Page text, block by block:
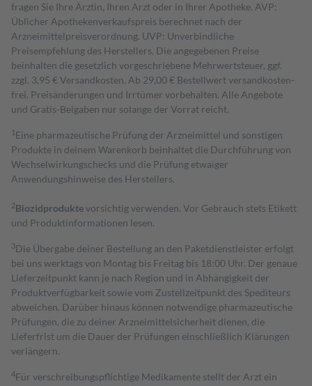
fragen Sie Ihre Ärztin, Ihren Arzt oder in Ihrer Apotheke. AVP:
Üblicher Apothekenverkaufspreis berechnet nach der
Arzneimittelpreisverordnung. UVP: Unverbindliche
Preisempfehlung des Herstellers. Die angegebenen Preise
beinhalten die gesetzlich vorgeschriebene Mehrwertsteuer, ggf.
zzgl. 3,95 € Versandkosten. Ab 29,00 € Bestell­wert versand­kosten­
frei. Preisänderungen und Irrtümer vorbehalten. Alle Angebote
und Gratis-Beigaben nur solange der Vorrat reicht.
1 Eine pharmazeutische Prüfung der Arzneimittel und sonstigen
Produkte in deinem Warenkorb beinhaltet die Durchführung von
Wechselwirkungschecks und die Prüfung etwaiger
Anwendungshinweise des Herstellers.
2Biozidproduktevorsichtig verwenden. Vor Gebrauch stets Etikett
und Produktinformationen lesen.
3Die Übergabe deiner Bestellung an den Paketdienstleister erfolgt
bei uns werktags von Montag bis Freitag bis 18:00 Uhr. Der genaue
Lieferzeitpunkt kann je nach Region und in Abhängigkeit der
Produktverfügbarkeit sowie vom Zustellzeitpunkt des Spediteurs
abweichen. Darüber hinaus können notwendige pharmazeutische
Prüfungen, die zu deiner Arzneimittelsicherheit dienen, die
Lieferfrist um die Dauer der Prüfungen einschließlich Klärungen
verlängern.
4Für verschreibungspflichtige Medikamente stellt der Arzt ein